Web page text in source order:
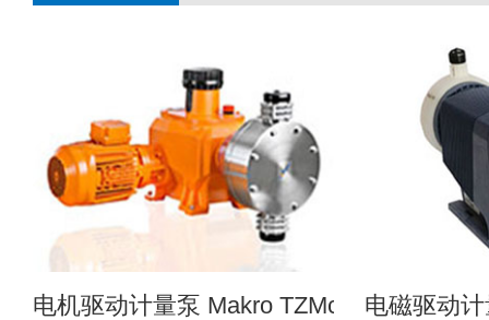
电机驱动计量泵 Makro TZMc 电磁驱动